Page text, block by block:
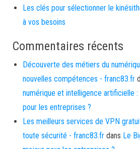
Les clés pour sélectionner le
à vos besoins
Commentaires récents
Découverte des métiers du
nouvelles compétences - franc83.fr
numérique et intelligence artificielle
pour les entreprises ?
Les meilleurs services de VPN
toute sécurité - franc83.fr dans Le